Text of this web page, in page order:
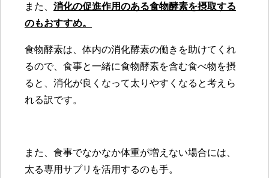
また、 消化の促進作用のある食物酵素を摂取する
のもおすすめ。
食物酵素は、体内の消化酵素の働きを助けてくれ
るので、食事と一緒に食物酵素を含む食べ物を摂
ると、消化が良くなって太りやすくなると考えら
れる訳です。
また、食事でなかなか体重が増えない場合には、
太る専用サプリを活用するのも手。